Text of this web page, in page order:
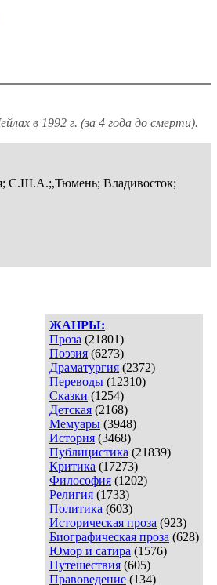
в 1992 г. (за 4 года до смерти).
С.Ш.А.;,Тюмень; Владивосток;
ЖАНРЫ:
Проза (21801)
Поэзия (6273)
Драматургия (2372)
Переводы (12310)
Сказки (1254)
Детская (2168)
Мемуары (3948)
История (3468)
Публицистика (21839)
Критика (17273)
Философия (1202)
Религия (1733)
Политика (603)
Историческая проза (923)
Биографическая проза (628)
Юмор и сатира (1576)
Путешествия (605)
Правоведение (134)